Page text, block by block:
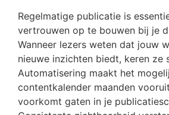
Regelmatige publicatie is
vertrouwen op te bouwen bij je
Wanneer lezers weten dat jouw
nieuwe inzichten biedt, keren ze
Automatisering maakt het
contentkalender maanden
voorkomt gaten in je